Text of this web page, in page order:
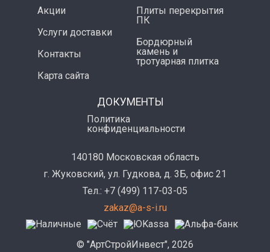
Акции
Услуги доставки
Контакты
Карта сайта
Плиты перекрытия
ПК
Бордюрный
камень и
тротуарная плитка
ДОКУМЕНТЫ
Политика
конфиденциальности
140180 Московская область
г. Жуковский, ул. Гудкова, д. 3Б, офис 21
Тел.: +7 (499) 117-03-05
zakaz@a-s-i.ru
© "АртСтройИнвест", 2026